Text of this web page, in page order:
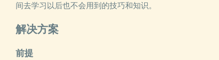
间去学习以后也不会用到的技巧和知识。
解决方案
前提